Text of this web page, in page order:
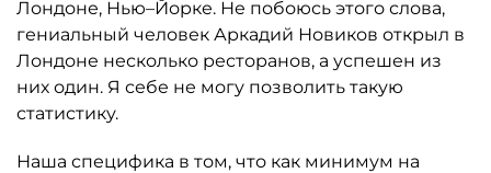
Лондоне, Нью–Йорке. Не побоюсь этого слова,
гениальный человек Аркадий Новиков открыл в
Лондоне несколько ресторанов, а успешен из
них один. Я себе не могу позволить такую
статистику.
Наша специфика в том, что как минимум на